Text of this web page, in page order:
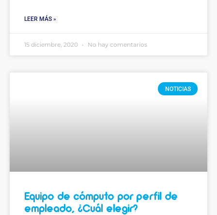
LEER MÁS »
15 diciembre, 2020 No hay comentarios
NOTICIAS
Equipo de cómputo por perfil de
empleado, ¿Cuál elegir?